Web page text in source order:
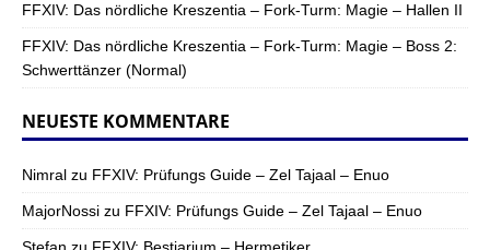
FFXIV: Das nördliche Kreszentia – Fork-Turm: Magie – Hallen II
FFXIV: Das nördliche Kreszentia – Fork-Turm: Magie – Boss 2:
Schwerttänzer (Normal)
NEUESTE KOMMENTARE
Nimral zu FFXIV: Prüfungs Guide – Zel Tajaal – Enuo
MajorNossi zu FFXIV: Prüfungs Guide – Zel Tajaal – Enuo